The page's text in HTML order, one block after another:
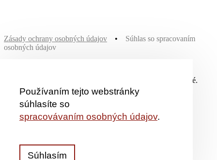
Zásady ochrany osobných údajov • Súhlas so spracovaním
osobných údajov
© 2026 Nadácia Slovakia Christiana. Všetky Práva Vyhradené.
Domov
O nás
AKCIE
Podpora a poďakovanie
Používaním tejto webstránky
súhlasíte so
spracovávaním osobných údajov.